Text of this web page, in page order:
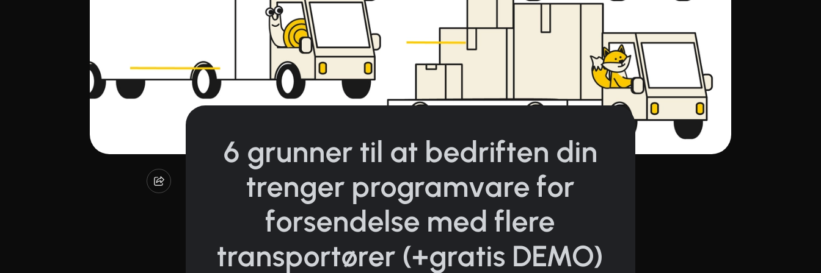
6 grunner til at bedriften din
trenger programvare for
forsendelse med flere
transportører (+gratis DEMO)